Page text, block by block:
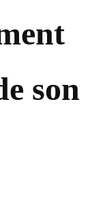
son